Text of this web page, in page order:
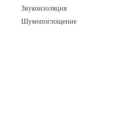
Звукоизоляция
Шумопоглощение